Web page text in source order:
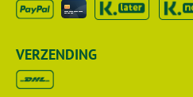
VERZENDING